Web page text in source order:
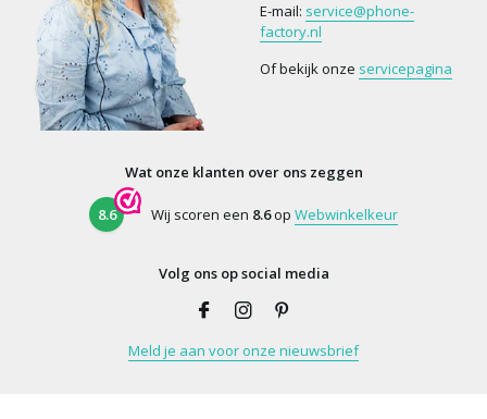
E-mail: service@phone-
factory.nl
Of bekijk onze servicepagina
Wat onze klanten over ons zeggen
8.6 Wij scoren een 8.6op Webwinkelkeur
Volg ons op social media
Meld je aan voor onze nieuwsbrief